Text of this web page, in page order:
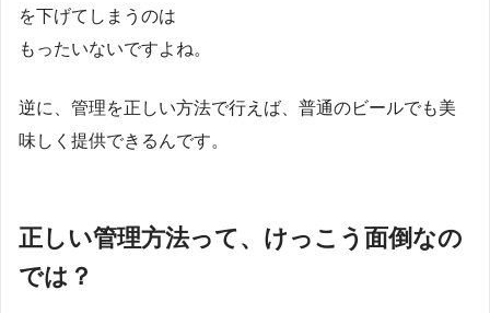
を下げてしまうのは
もったいないですよね。
逆に、管理を正しい方法で行えば、普通のビールでも美
味しく提供できるんです。
正しい管理方法って、けっこう面倒なの
では？